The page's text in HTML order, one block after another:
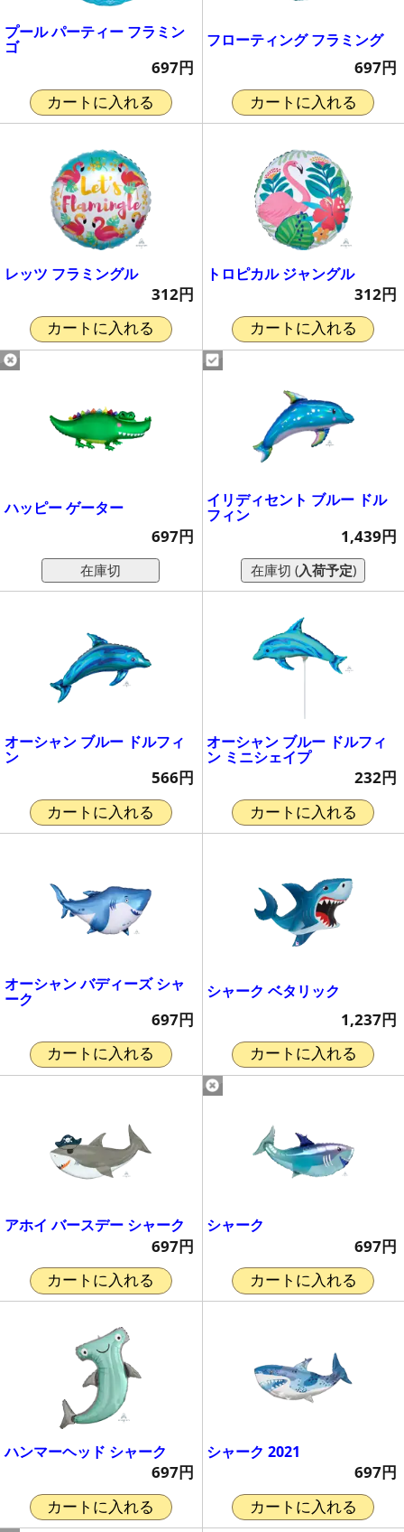
プール パーティー フラミン
ゴ
697円
カートに入れる
フローティング フラミング
697円
カートに入れる
レッツ フラミングル
312円
カートに入れる
トロピカル ジャングル
312円
カートに入れる
ハッピー ゲーター
697円
在庫切
イリディセント ブルー ドル
フィン
1,439円
在庫切 (入荷予定)
オーシャン ブルー ドルフィ
ン
566円
カートに入れる
オーシャン ブルー ドルフィ
ン ミニシェイプ
232円
カートに入れる
オーシャン バディーズ シャ
ーク
697円
カートに入れる
シャーク ベタリック
1,237円
カートに入れる
アホイ バースデー シャーク
697円
カートに入れる
シャーク
697円
カートに入れる
ハンマーヘッド シャーク
697円
カートに入れる
シャーク 2021
697円
カートに入れる